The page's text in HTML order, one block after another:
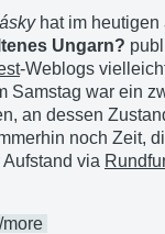
hat im heutigen
Ungarn?
-Weblogs
Samstag war ein
an dessen
noch Zeit,
Aufstand via
more